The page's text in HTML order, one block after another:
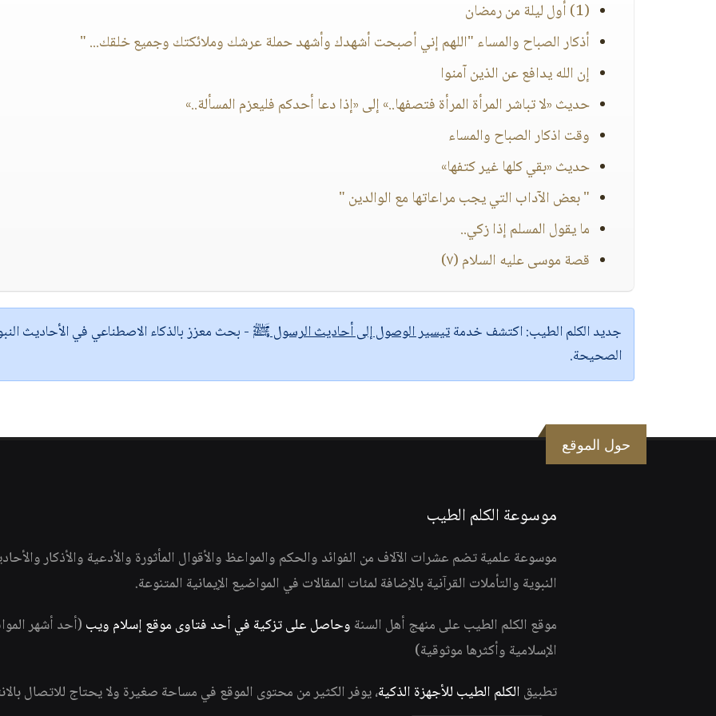
(1) أول ليلة من رمضان
أذكار الصباح والمساء "اللهم إني أصبحت أشهدك وأشهد حملة عرشك وملائكتك وجميع خلقك... "
إن الله يدافع عن الذين آمنوا
حديث «لا تباشر المرأة المرأة فتصفها..» إلى «إذا دعا أحدكم فليعزم المسألة..»
وقت اذكار الصباح والمساء
حديث «بقي كلها غير كتفها»
" بعض الآداب التي يجب مراعاتها مع الوالدين "
ما يقول المسلم إذا زكي..
قصة موسى عليه السلام (٧)
جديد الكلم الطيب:اكتشف خدمةتيسير الوصول إلى أحاديث الرسول ﷺ - بحث معزز بالذكاء الاصطناعي في الأحاديث
الصحيحة.
حول الموقع
موسوعة الكلم الطيب
موسوعة علمية تضم عشرات الآلاف من الفوائد والحكم والمواعظ والأقوال المأثورة والأدعية والأذكار
النبوية والتأملات القرآنية بالإضافة لمئات المقالات في المواضيع الإيمانية المتنوعة.
موقع الكلم الطيب على منهج أهل السنة وحاصل على تزكية في أحد فتاوى موقع إسلام ويب (أحد أشهر
الإسلامية وأكثرها موثوقية)
تطبيق الكلم الطيب للأجهزة الذكية، يوفر الكثير من محتوى الموقع في مساحة صغيرة ولا يحتاج للاتصال